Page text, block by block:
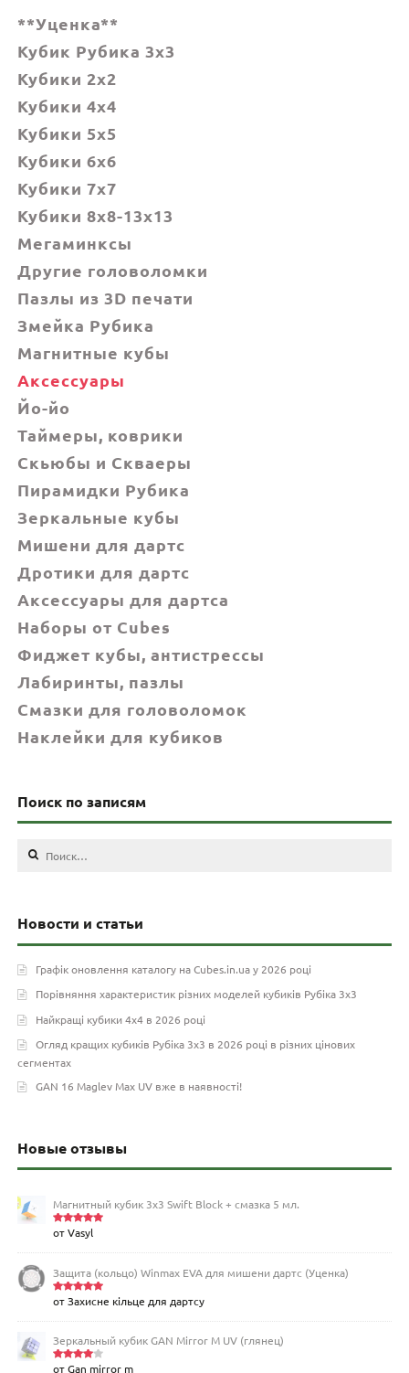
**Уценка**
Кубик Рубика 3x3
Кубики 2x2
Кубики 4x4
Кубики 5x5
Кубики 6х6
Кубики 7х7
Кубики 8x8-13x13
Мегаминксы
Другие головоломки
Пазлы из 3D печати
Змейка Рубика
Магнитные кубы
Аксессуары
Йо-йо
Таймеры, коврики
Скьюбы и Скваеры
Пирамидки Рубика
Зеркальные кубы
Мишени для дартс
Дротики для дартс
Аксессуары для дартса
Наборы от Cubes
Фиджет кубы, антистрессы
Лабиринты, пазлы
Смазки для головоломок
Наклейки для кубиков
Поиск по записям
Найти:
Новости и статьи
Графік оновлення каталогу на Cubes.in.ua у 2026 році
Порівняння характеристик різних моделей кубиків Рубіка 3х3
Найкращі кубики 4х4 в 2026 році
Огляд кращих кубиків Рубіка 3х3 в 2026 році в різних цінових
сегментах
GAN 16 Maglev Max UV вже в наявності!
Новые отзывы
Магнитный кубик 3х3 Swift Block + смазка 5 мл.
Оценка
от Vasyl
Защита (кольцо) Winmax EVA для мишени дартс (Уценка)
Оценка5
от Захисне кільце для дартсу
Зеркальный кубик GAN Mirror M UV (глянец)
от Gan mirror m